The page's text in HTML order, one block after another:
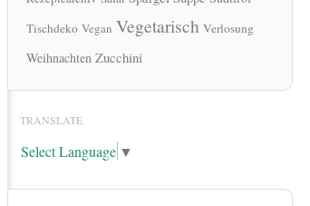
Tischdeko Vegan Vegetarisch Verlosung
Weihnachten Zucchini
TRANSLATE
Select Language ▼